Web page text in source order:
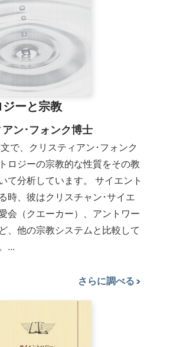
ーと宗教
ン･フォンク博士
で、クリスティアン･フォンク
ロジーの宗教的な性質をその教
て分析しています。 サイエント
時、彼はクリスチャン･サイエ
会（クエーカー）、アントワー
、他の宗教システムと比較して
...
さらに調べる